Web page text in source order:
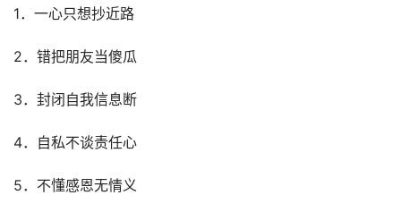
1．一心只想抄近路
2．错把朋友当傻瓜
3．封闭自我信息断
4．自私不谈责任心
5．不懂感恩无情义